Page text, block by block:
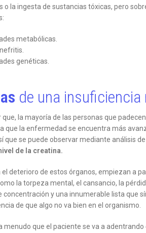
o la ingesta de sustancias tóxicas, pero
metabólicas.
genéticas.
de una
que, la mayoría de las personas que
que la enfermedad se encuentra más
que se puede observar mediante análisis
de la creatina.
deterioro de estos órganos, empiezan a
la torpeza mental, el cansancio, la
concentración y una innumerable lista que
de que algo no va bien en el organismo.
menudo que el paciente se va a